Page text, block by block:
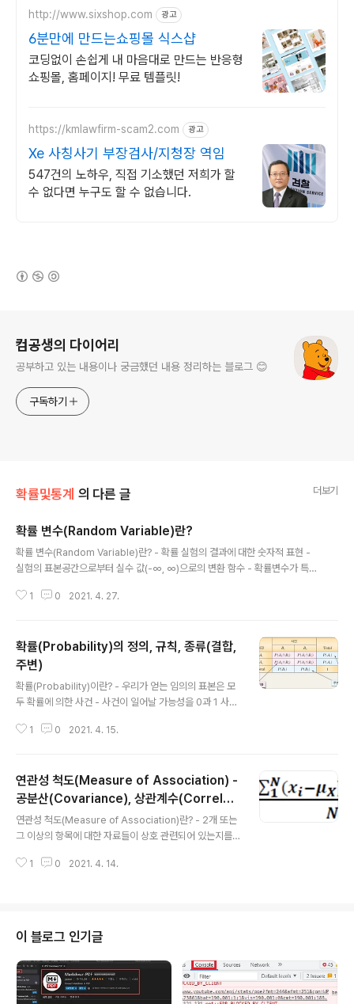
http://www.sixshop.com 광고
6분만에 만드는쇼핑몰 식스샵
코딩없이 손쉽게 내 마음대로 만드는 반응형
쇼핑몰, 홈페이지! 무료 템플릿!
https://kmlawfirm-scam2.com 광고
Xe 사칭사기 부장검사/지청장 역임
547건의 노하우, 직접 기소했던 저희가 할
수 없다면 누구도 할 수 없습니다.
컴공생의 다이어리
공부하고 있는 내용이나 궁금했던 내용 정리하는 블로그 😊
구독하기
확률및통계 의 다른 글 더보기
확률 변수(Random Variable)란?
확률 변수(Random Variable)란? - 확률 실험의 결과에 대한 숫자적 표현 -
실험의 표본공간으로부터 실수 값(-∞, ∞)으로의 변환 함수 - 확률변수가 특정
omain)이 표본공간이고 공역(codomain)이 실수값인 함수 - 확률변수는 대
가 있다. 이산형 (discrete) 유한개이거나 셀 수 있는 값을 갖는 확률 변수 ex)
박지성 선수가 한 경기에서 넣은 골수 연속형 (continuous) 무한개의 셀 수 없
는 구간 또는 구간의 조..
1 0 2021. 4. 27.
확률(Probability)의 정의, 규칙, 종류(결합,
주변)
확률(Probability)이란? - 우리가 얻는 임의의 표본은 모
두 확률에 의한 사건 - 사건이 일어날 가능성을 0과 1 사이
표본공간의 부분 집합 - 단순사건 : 발생 가능한 결과들 중
상호 배반 표본공간 일어날 수 있는 모든 가능한 단순사건
을 모아 집합으로 표시한 것 예시1) 동전을 1개 던지는 실
험에 대한 표본공간 → {앞면, 뒷면} 예시2) 전구의 수명시
간에 대한 표본공간 → { t | t ≥ 0, t : 실수 } 사건(event)
접근, 주관적 접근으로 보는 ..
1 0 2021. 4. 15.
연관성 척도(Measure of Association) -
공분산(Covariance), 상관계수(Correlati
on Coefficient)
연관성 척도(Measure of Association)란? - 2개 또는
그 이상의 항목에 대한 자료들이 상호 관련되어 있는지를
연관성 척도에는 공분산(Covariance), 상관계수(Correl
값 모집단 공분산 표본 공분산 - 두 변수가 어느 방향(부호,
sign)으로 얼마나 변동(크기, magnitude)하는 지를 나타
냄 공분산 속성 x와 y는 양의 선형관계 x와 y는 음의 선형
관계 x와 y는 선형적 관계를 갖지 않음 상관계수(Cor..
1 0 2021. 4. 14.
이 블로그 인기글